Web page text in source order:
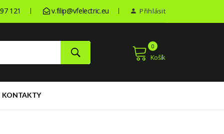
121 v.filip@vfelectric.eu Přihlásit
Košík
0
KONTAKTY